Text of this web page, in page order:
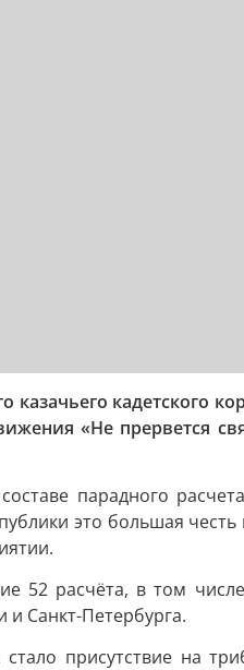
казачьего
«Не прервется
парадного
это большая
52 расчёта, в том
и Санкт-Петербурга.
присутствие на